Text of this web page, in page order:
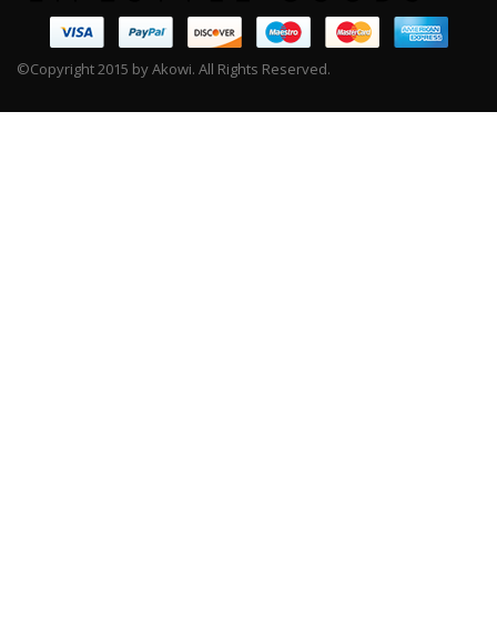
©Copyright 2015 by Akowi. All Rights Reserved.